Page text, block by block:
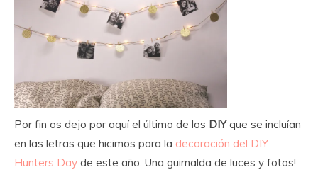
Por fin os dejo por aquí el último de los DIYque se incluían
en las letras que hicimos para la decoración del DIY
Hunters Day de este año. Una guirnalda de luces y fotos!